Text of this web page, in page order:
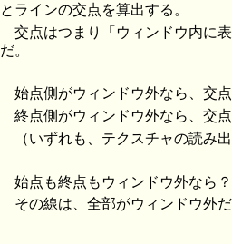
とラインの交点を算出する。
交点はつまり「ウィンドウ内に
だ。
始点側がウィンドウ外なら、交
終点側がウィンドウ外なら、交
（いずれも、テクスチャの読み
始点も終点もウィンドウ外なら？
その線は、全部がウィンドウ外